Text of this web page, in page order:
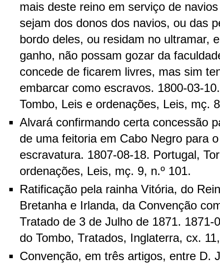
mais deste reino em serviço de
sejam dos donos dos navios, ou das
bordo deles, ou residam no ultramar,
ganho, não possam gozar da
concede de ficarem livres, mas sim
embarcar como escravos. 1800-03-
Tombo, Leis e ordenações, Leis, mç.
Alvará confirmando certa concessão
de uma feitoria em Cabo Negro para
escravatura. 1807-08-18. Portugal,
ordenações, Leis, mç. 9, n.º 101.
Ratificação pela rainha Vitória, do
Bretanha e Irlanda, da Convenção
Tratado de 3 de Julho de 1871. 1871-
do Tombo, Tratados, Inglaterra, cx.
Convenção, em três artigos, entre D.